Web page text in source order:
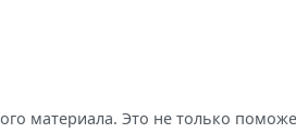
материала. Это не только